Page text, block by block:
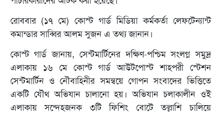
রোববার (১৭ মে) কোস্ট গার্ড মিডিয়া কর্মকর্তা লেফটেন্যান্ট
কমান্ডার সাব্বির আলম সুজন এ তথ্য জানান।
কোস্ট গার্ড জানায়, সেন্টমার্টিনের দক্ষিণ-পশ্চিম সংলগ্ন সমুদ্র
এলাকায় ১৬ মে কোস্ট গার্ড আউটপোস্ট শাহপরী স্টেশন
সেন্টমার্টিন ও নৌবাহিনীর সমন্বয়ে গোপন সংবাদের ভিত্তিতে
একটি যৌথ অভিযান চালানো হয়। অভিযান চলাকালীন ওই
এলাকায় সন্দেহজনক ৩টি ফিশিং বোটে তল্লাশি চালিয়ে